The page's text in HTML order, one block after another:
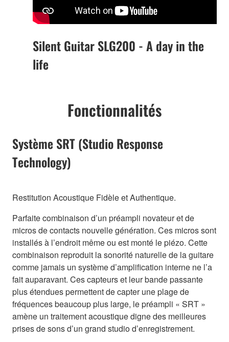
Silent Guitar SLG200 - A day in the
life
Fonctionnalités
Système SRT (Studio Response
Technology)
Restitution Acoustique Fidèle et Authentique.
Parfaite combinaison d’un préampli novateur et de
micros de contacts nouvelle génération. Ces micros sont
installés à l’endroit même ou est monté le piézo. Cette
combinaison reproduit la sonorité naturelle de la guitare
comme jamais un système d’amplification interne ne l’a
fait auparavant. Ces capteurs et leur bande passante
plus étendues permettent de capter une plage de
fréquences beaucoup plus large, le préampli « SRT »
amène un traitement acoustique digne des meilleures
prises de sons d’un grand studio d’enregistrement.